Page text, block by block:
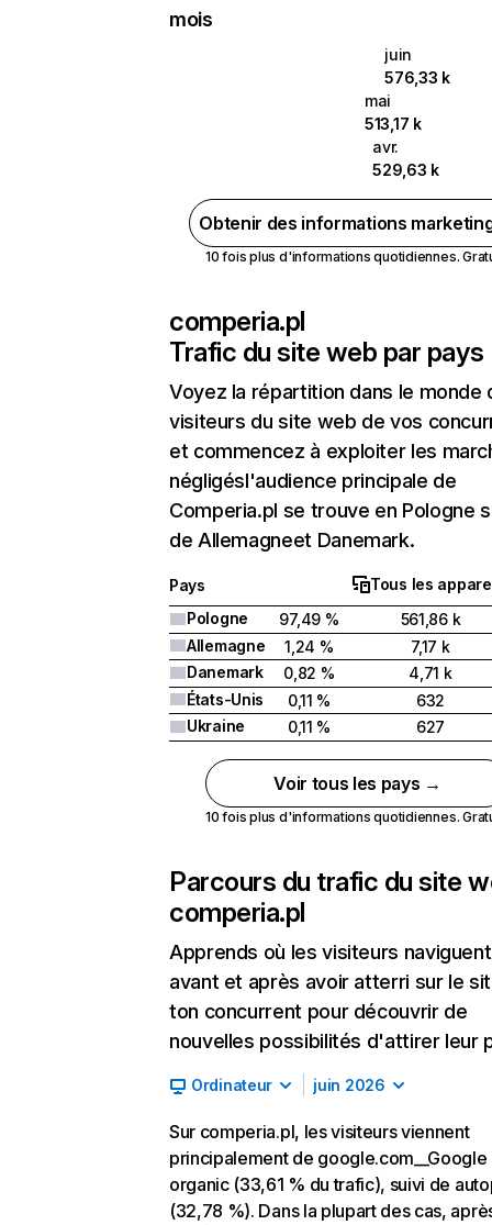
mois
juin
576,33 k
mai
513,17 k
avr.
529,63 k
Obtenir des informations
10 fois plus d'informations quotidiennes.
comperia.pl
Trafic du site web par pays
Voyez la répartition dans le monde
visiteurs du site web de vos
et commencez à exploiter les
négligésl'audience principale de
Comperia.pl se trouve en Pologne
de Allemagneet Danemark.
Pays
Tous les
Pologne
97,49 %
561,86 k
Allemagne
1,24 %
7,17 k
Danemark
0,82 %
4,71 k
États-Unis
0,11 %
632
Ukraine
0,11 % 627
Voir tous les pays →
10 fois plus d'informations quotidiennes.
Parcours du trafic du site
comperia.pl
Apprends où les visiteurs naviguent
avant et après avoir atterri sur le
ton concurrent pour découvrir de
nouvelles possibilités d'attirer leur
Ordinateur juin 2026
Sur comperia.pl, les visiteurs viennent
principalement de google.com__Google
organic (33,61 % du trafic), suivi de
(32,78 %). Dans la plupart des cas,